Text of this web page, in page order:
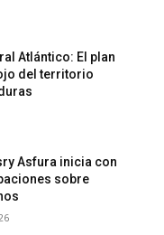
Atlántico: El plan
del territorio
Asfura inicia con
sobre